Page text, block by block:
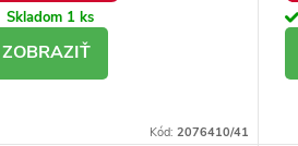
Skladom 1 ks
Kód: 2076410/41